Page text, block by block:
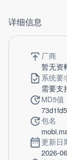
详细信息
厂商
暂无资
系统要
需要支
MD5值
包名
更新日
2026-